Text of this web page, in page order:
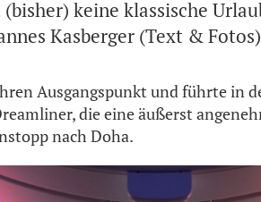
keine klassische
Kasberger (Text &
Ausgangspunkt und führte in
die eine äußerst
nach Doha.